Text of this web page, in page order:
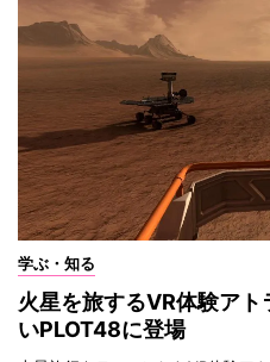
学ぶ・知る
火星を旅するVR体験ア
いPLOT48に登場